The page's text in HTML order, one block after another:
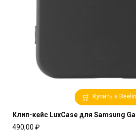
Купить в
Клип-кейс LuxCase для Samsung
490,00 ₽